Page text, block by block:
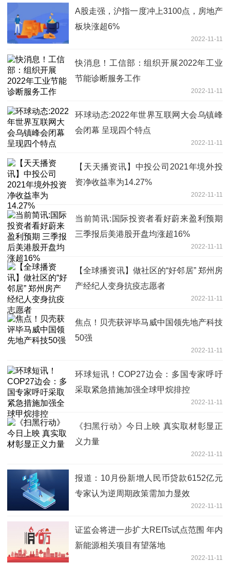
A股走强，沪指一度冲上3100点，房地产
板块涨超6%
2022-11-11
快消息！工信部：组织开展2022年工业
节能诊断服务工作
2022-11-11
环球动态:2022年世界互联网大会乌镇峰
会闭幕 呈现四个特点
2022-11-11
【天天播资讯】中投公司2021年境外投
资净收益率为14.27%
2022-11-11
当前简讯:国际投资者看好蔚来盈利预期
三季报后美港股开盘均涨超16%
2022-11-11
【全球播资讯】做社区的“好邻居” 郑州房
产经纪人变身抗疫志愿者
2022-11-11
焦点！贝壳获评毕马威中国领先地产科技
50强
2022-11-11
环球短讯！COP27边会：多国专家呼吁
采取紧急措施加强全球甲烷排控
2022-11-11
《扫黑行动》今日上映 真实取材彰显正
义力量
2022-11-11
报道：10月份新增人民币贷款6152亿元
专家认为逆周期政策需加力显效
2022-11-11
证监会将进一步扩大REITs试点范围 年内
新能源相关项目有望落地
2022-11-11